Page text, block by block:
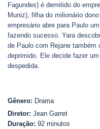
Fagundes) é demitido do
Muniz), filha do milionário
empresário abre para Paulo
fazendo sucesso. Yara
de Paulo com Rejane também
deprimido. Ele decide fazer
despedida.
Gênero: Drama
Diretor: Jean Garret
Duração: 92 minutos